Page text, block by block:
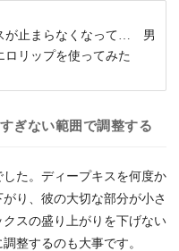
が止まらなくなって… 男
ロリップを使ってみた
ぎない範囲で調整する
た。ディープキスを何度か
り、彼の大切な部分が小さ
スの盛り上がりを下げない
整するのも大事です。